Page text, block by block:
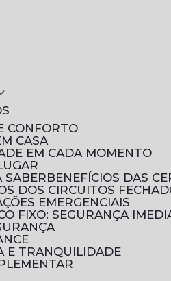
CONFORTO
CASA
EM CADA MOMENTO
SABER
BENEFÍCIOS DAS
DOS CIRCUITOS
EMERGENCIAIS
FIXO: SEGURANÇA
E TRANQUILIDADE